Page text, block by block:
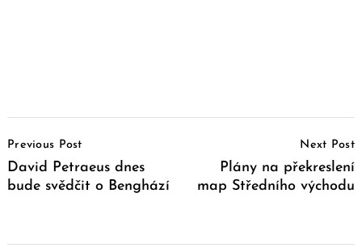
Navigation
Previous Post
David Petraeus dnes
bude svědčit o Benghází
Next Post
Plány na překreslení
map Středního východu